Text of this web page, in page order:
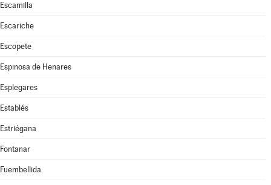
Escamilla
Escariche
Escopete
Espinosa de Henares
Esplegares
Establés
Estriégana
Fontanar
Fuembellida